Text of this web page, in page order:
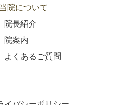
院について
院長紹介
院案内
よくあるご質問